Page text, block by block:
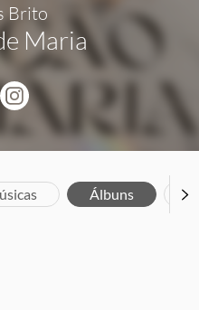
Brito
Maria
Álbuns